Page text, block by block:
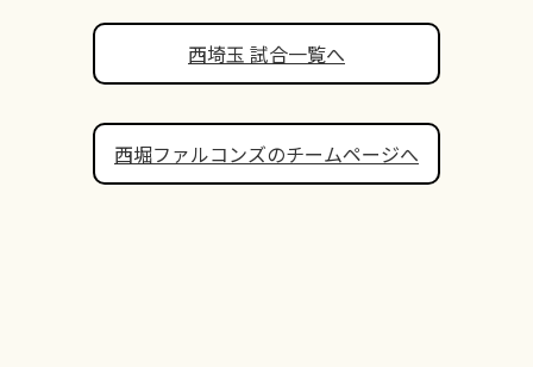
西埼玉 試合一覧へ
西堀ファルコンズのチームページへ